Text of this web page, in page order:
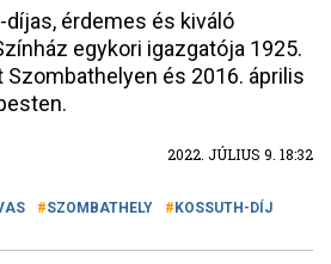
érdemes és kiváló
egykori igazgatója 1925.
és 2016. április
2022. JÚLIUS 9. 18:32
SZOMBATHELY KOSSUTH-DÍJ